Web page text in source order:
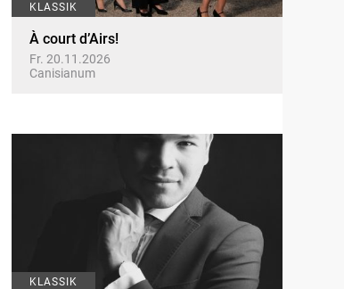
KLASSIK
À court d’Airs!
Fr. 20.11.2026
Canisianum
KLASSIK